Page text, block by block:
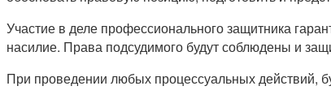
Участие в деле профессионального защитника
насилие. Права подсудимого будут соблюдены и
При проведении любых процессуальных действий,